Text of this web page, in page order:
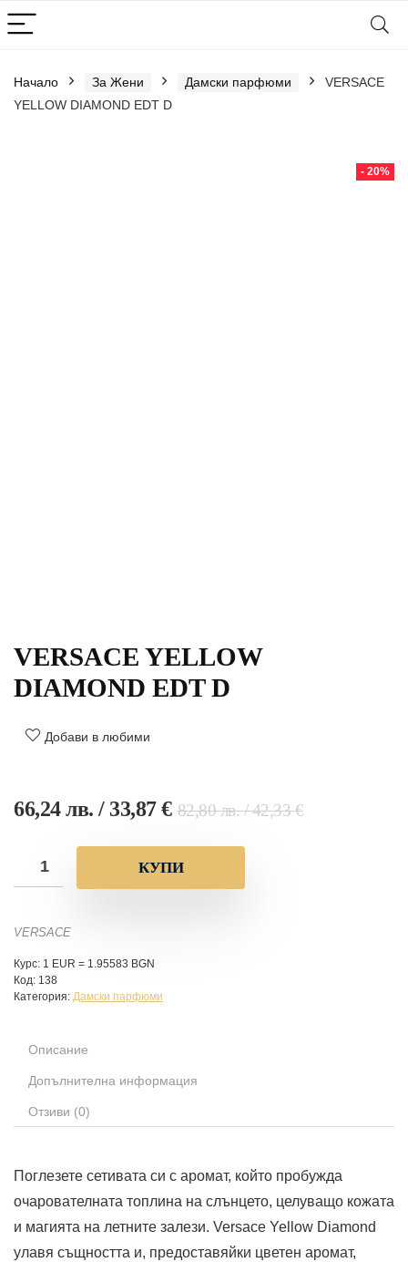
Начало За Жени Дамски парфюми
VERSACE
YELLOW DIAMOND EDT D
- 20%
VERSACE YELLOW
DIAMOND EDT D
Добави в любими
82,80лв./ 42,33 €
66,24лв. / 33,87 €
КУПИ
VERSACE
Курс: 1 EUR = 1.95583 BGN
Код: 138
Категория: Дамски парфюми
Описание
Допълнителна информация
Отзиви (0)
Поглезете сетивата си с аромат, който пробужда
очарователната топлина на слънцето, целуващо кожата
и магията на летните залези. Versace Yellow Diamond
улавя същността и, предоставяйки цветен аромат,